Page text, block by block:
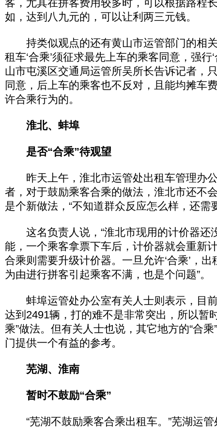
客，尤其在拼客费用较多时，可以根据路程
如，达到八九元的，可以让利两三元钱。
持类似观点的还有黄山市运管部门的相关
租车‘合乘’须征求最先上车的乘客同意，强行
山市屯溪区交通局运管所吴所长告诉记者，
同意，后上车的乘客也不反对，且能均摊车
许合乘行为的。
淮北、蚌埠
是否“合乘”待观望
昨天上午，淮北市运管处出租车管理办
者，对于鼓励乘客合乘的做法，淮北市还不
是个新做法，“不知道群众反应怎么样，还需
这名负责人说，“淮北市现用的计价器还
能，一个乘客拿票下车后，计价器就会重新
合乘则需要升级计价器。一旦允许‘合乘’，
为由进行拼客引起乘客不满，也是个问题”。
蚌埠运管处办公室有关人士则表示，目
达到2491辆，打的难不是非常突出，所以暂
乘”做法。但有关人士也说，其它地方的“合
门提供一个有益的参考。
芜湖、淮南
暂时不鼓励“合乘”
“芜湖不鼓励乘客合乘出租车。”芜湖运管